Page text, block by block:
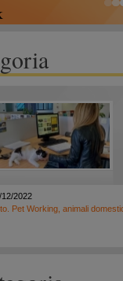
12/2022
Pet Working, animali